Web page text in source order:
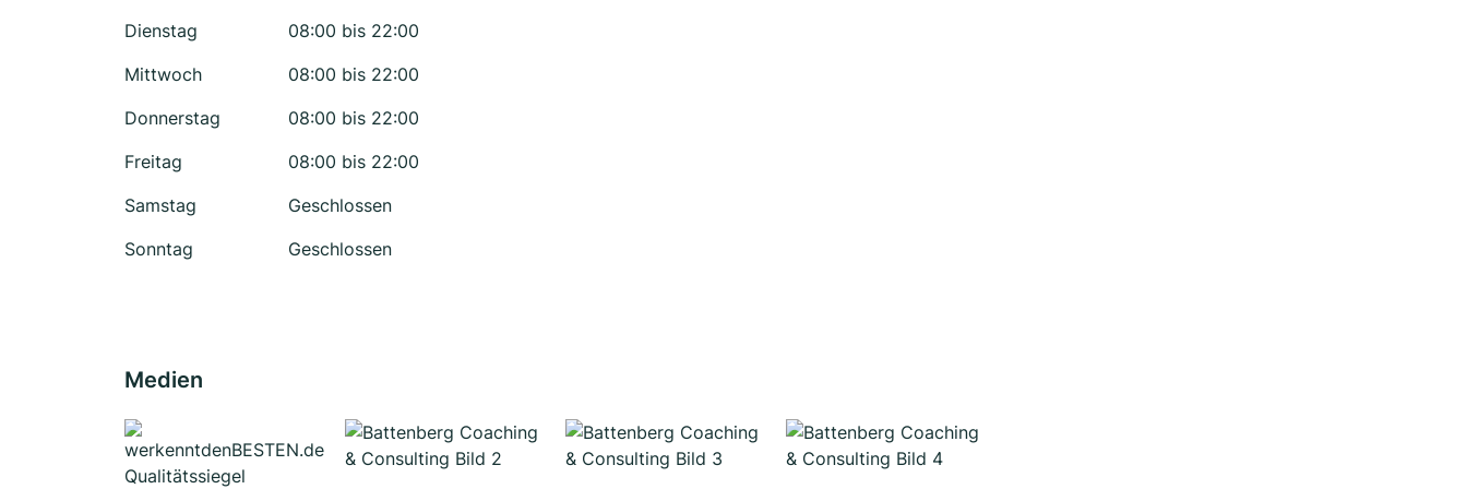
Dienstag
08:00 bis 22:00
Mittwoch
08:00 bis 22:00
Donnerstag
08:00 bis 22:00
Freitag
08:00 bis 22:00
Samstag
Geschlossen
Sonntag
Geschlossen
Medien